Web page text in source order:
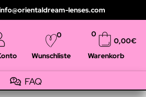
lenses.com
Wunschliste
0
Warenkorb
0,00€
0
FAQ